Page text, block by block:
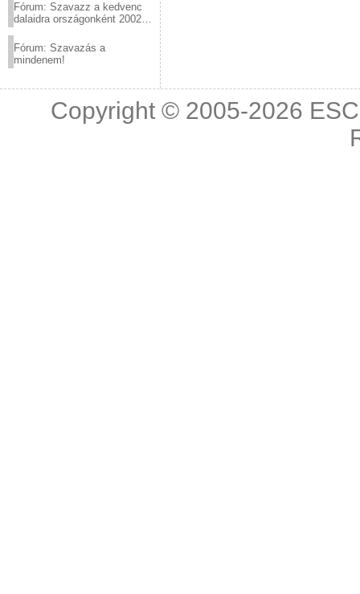
Fórum: Szavazz a kedvenc
dalaidra országonként 2002
Fórum: Szavazás a
mindenem!
Copyright © 2005-2026